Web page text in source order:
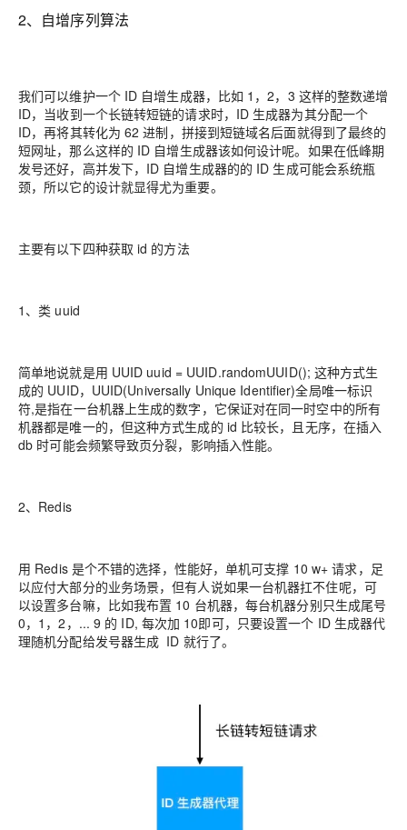
2、自增序列算法
我们可以维护一个 ID 自增生成器，比如 1，2，3 这样的整数递增
ID，当收到一个长链转短链的请求时，ID 生成器为其分配一个
ID，再将其转化为 62 进制，拼接到短链域名后面就得到了最终的
短网址，那么这样的 ID 自增生成器该如何设计呢。如果在低峰期
发号还好，高并发下，ID 自增生成器的的 ID 生成可能会系统瓶
颈，所以它的设计就显得尤为重要。
主要有以下四种获取 id 的方法
1、类 uuid
简单地说就是用 UUID uuid = UUID.randomUUID(); 这种方式生
成的 UUID，UUID(Universally Unique Identifier)全局唯一标识
符,是指在一台机器上生成的数字，它保证对在同一时空中的所有
机器都是唯一的，但这种方式生成的 id 比较长，且无序，在插入
db 时可能会频繁导致页分裂，影响插入性能。
2、Redis
用 Redis 是个不错的选择，性能好，单机可支撑 10 w+ 请求，足
以应付大部分的业务场景，但有人说如果一台机器扛不住呢，可
以设置多台嘛，比如我布置 10 台机器，每台机器分别只生成尾号
0，1，2，... 9 的 ID, 每次加 10即可，只要设置一个 ID 生成器代
理随机分配给发号器生成 ID 就行了。